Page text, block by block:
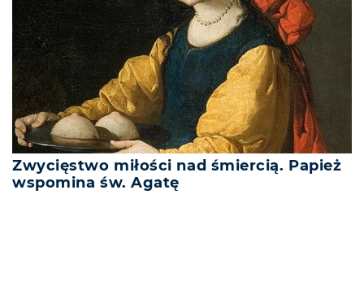
Zwycięstwo miłości nad śmiercią. Papież
wspomina św. Agatę